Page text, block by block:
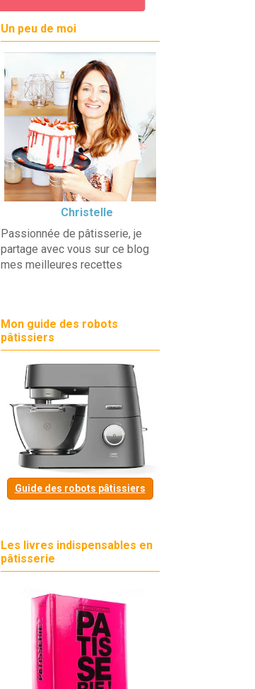
Un peu de moi
Christelle
Passionnée de pâtisserie, je
partage avec vous sur ce blog
mes meilleures recettes
Mon guide des robots
pâtissiers
Guide des robots pâtissiers
Les livres indispensables en
pâtisserie